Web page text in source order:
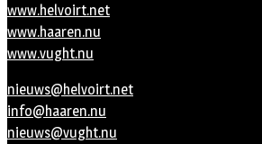
www.helvoirt.net
www.haaren.nu
www.vught.nu
nieuws@helvoirt.net
info@haaren.nu
nieuws@vught.nu